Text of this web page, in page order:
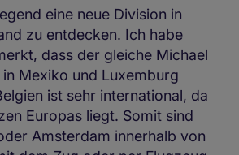
eine neue Division in
zu entdecken. Ich habe
dass der gleiche Michael
Mexiko und Luxemburg
ist sehr international, da
Europas liegt. Somit sind
Amsterdam innerhalb von